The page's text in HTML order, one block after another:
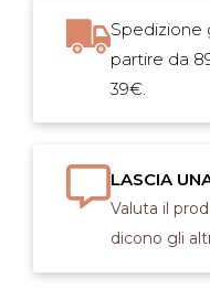
Spedizione
partire da
39€.
LASCIA
Valuta il
dicono gli